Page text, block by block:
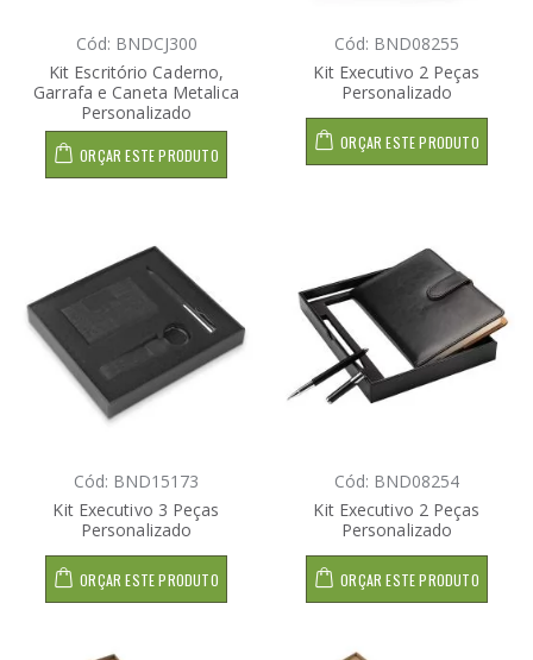
Cód: BNDCJ300
Kit Escritório Caderno,
Garrafa e Caneta Metalica
Personalizado
ORÇAR ESTE PRODUTO
Cód: BND08255
Kit Executivo 2 Peças
Personalizado
ORÇAR ESTE PRODUTO
Cód: BND15173
Kit Executivo 3 Peças
Personalizado
ORÇAR ESTE PRODUTO
Cód: BND08254
Kit Executivo 2 Peças
Personalizado
ORÇAR ESTE PRODUTO